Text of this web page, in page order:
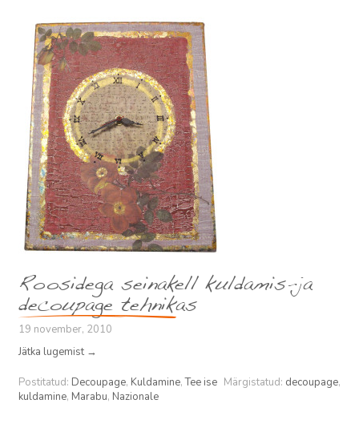
Roosidega seinakell kuldamis-ja
decoupage tehnikas
19 november, 2010
Jätka lugemist →
Postitatud: Decoupage, Kuldamine,Tee ise Märgistatud: decoupage,
kuldamine, Marabu, Nazionale